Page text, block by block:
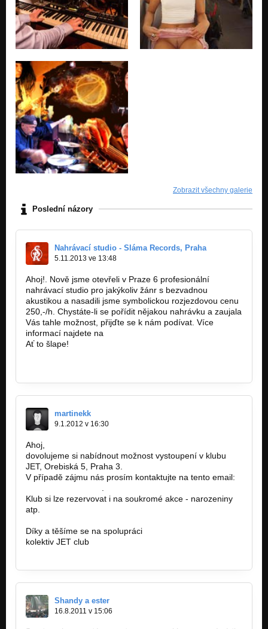
Zobrazit všechny galerie
Poslední názory
Nahrávací studio - Sláma Records, Praha
5.11.2013 ve 13:48
Ahoj!. Nově jsme otevřeli v Praze 6 profesionální
nahrávací studio pro jakýkoliv žánr s bezvadnou
akustikou a nasadili jsme symbolickou rozjezdovou cenu
250,-/h. Chystáte-li se pořídit nějakou nahrávku a zaujala
Vás tahle možnost, přijďte se k nám podívat. Více
informací najdete na
Ať to šlape!
martinekk
9.1.2012 v 16:30
Ahoj,
dovolujeme si nabídnout možnost vystoupení v klubu
JET, Orebiská 5, Praha 3.
V případě zájmu nás prosím kontaktujte na tento email:
Klub si lze rezervovat i na soukromé akce - narozeniny
atp.
Díky a těšíme se na spolupráci
kolektiv JET club
Shandy a ester
16.8.2011 v 15:06